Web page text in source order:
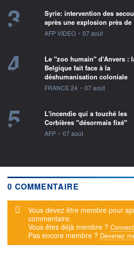
3
Syrie: intervention des
après une explosion près de
information fournie par
AFP VIDEO • 07 août
4
Le "zoo humain" d'Anvers :
Belgique fait face à la
déshumanisation coloniale
information fournie par
FRANCE 24 • 07 août
5
L'incendie qui a touché les
Corbières "désormais fixé"
information fournie par
AFP • 07 août
0 COMMENTAIRE
Message d'alerte
Vous devez être membre pour
commentaire.
Vous êtes déjà membre ?
Pas encore membre ? Devenez